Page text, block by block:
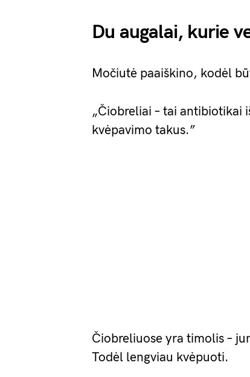
Du augalai, kurie
Močiutė paaiškino, kodėl
„Čiobreliai – tai antibiotikai
kvėpavimo takus.”
Čiobreliuose yra timolis –
Todėl lengviau kvėpuoti.